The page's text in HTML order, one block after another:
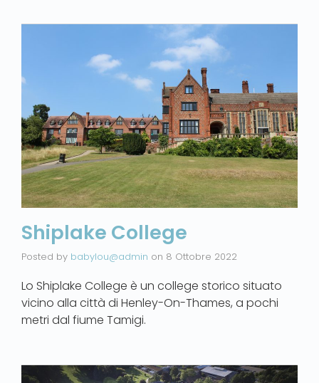
Shiplake College
Posted by babylou@admin on 8 Ottobre 2022
Lo Shiplake College è un college storico situato
vicino alla città di Henley-On-Thames, a pochi
metri dal fiume Tamigi.